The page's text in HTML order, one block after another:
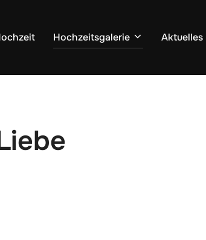
Hochzeitsgalerie Aktuelles